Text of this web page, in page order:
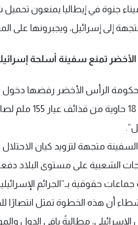
إلى إسرائيل، ويجبرونها على
تمنع سفينة أسلحة
الرأس الأخضر رفضها دخول
وتحمل 18
متجهة لتزويد كيان
الشعبية على مستوى البلاد
حقوقية بـ”الجرائم
أن هذه الخطوة تمثل
الإسرائيلي، مطالبةً باقي الدول